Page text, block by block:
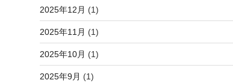
2025年12月 (1)
2025年11月 (1)
2025年10月 (1)
2025年9月 (1)